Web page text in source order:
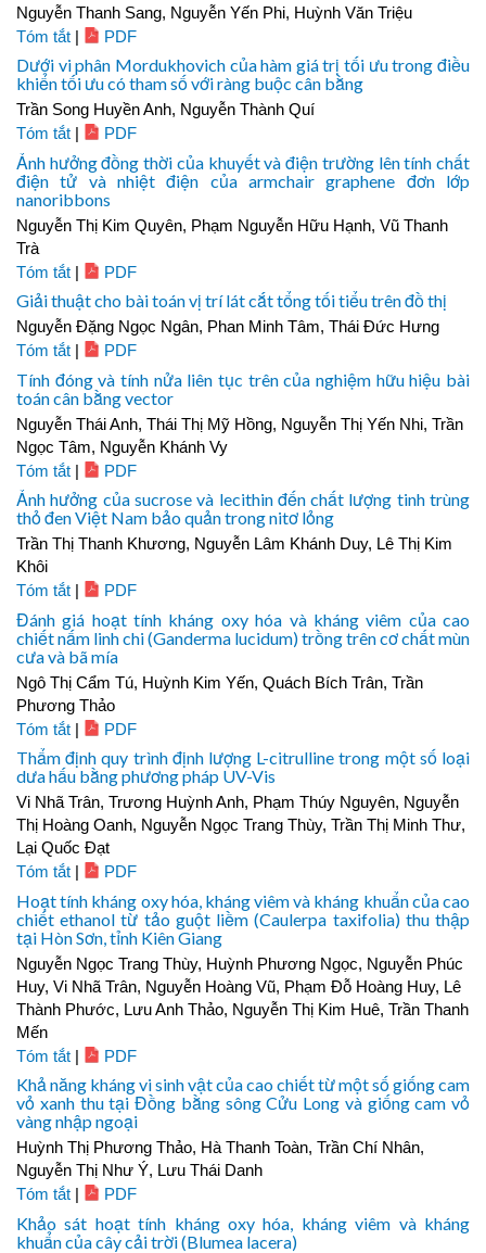
Nguyễn Thanh Sang, Nguyễn Yến Phi, Huỳnh Văn Triệu
Tóm tắt | PDF
Dưới vi phân Mordukhovich của hàm giá trị tối ưu trong điều
khiển tối ưu có tham số với ràng buộc cân bằng
Trần Song Huyền Anh, Nguyễn Thành Quí
Tóm tắt | PDF
Ảnh hưởng đồng thời của khuyết và điện trường lên tính chất
điện tử và nhiệt điện của armchair graphene đơn lớp
nanoribbons
Nguyễn Thị Kim Quyên, Phạm Nguyễn Hữu Hạnh, Vũ Thanh
Trà
Tóm tắt | PDF
Giải thuật cho bài toán vị trí lát cắt tổng tối tiểu trên đồ thị
Nguyễn Đặng Ngọc Ngân, Phan Minh Tâm, Thái Đức Hưng
Tóm tắt | PDF
Tính đóng và tính nửa liên tục trên của nghiệm hữu hiệu bài
toán cân bằng vector
Nguyễn Thái Anh, Thái Thị Mỹ Hồng, Nguyễn Thị Yến Nhi, Trần
Ngọc Tâm, Nguyễn Khánh Vy
Tóm tắt | PDF
Ảnh hưởng của sucrose và lecithin đến chất lượng tinh trùng
thỏ đen Việt Nam bảo quản trong nitơ lỏng
Trần Thị Thanh Khương, Nguyễn Lâm Khánh Duy, Lê Thị Kim
Khôi
Tóm tắt | PDF
Đánh giá hoạt tính kháng oxy hóa và kháng viêm của cao
chiết nấm linh chi (Ganderma lucidum) trồng trên cơ chất mùn
cưa và bã mía
Ngô Thị Cẩm Tú, Huỳnh Kim Yến, Quách Bích Trân, Trần
Phương Thảo
Tóm tắt | PDF
Thẩm định quy trình định lượng L-citrulline trong một số loại
dưa hấu bằng phương pháp UV-Vis
Vi Nhã Trân, Trương Huỳnh Anh, Phạm Thúy Nguyên, Nguyễn
Thị Hoàng Oanh, Nguyễn Ngọc Trang Thùy, Trần Thị Minh Thư,
Lại Quốc Đạt
Tóm tắt | PDF
Hoạt tính kháng oxy hóa, kháng viêm và kháng khuẩn của cao
chiết ethanol từ tảo guột liềm (Caulerpa taxifolia) thu thập
tại Hòn Sơn, tỉnh Kiên Giang
Nguyễn Ngọc Trang Thùy, Huỳnh Phương Ngọc, Nguyễn Phúc
Huy, Vi Nhã Trân, Nguyễn Hoàng Vũ, Phạm Đỗ Hoàng Huy, Lê
Thành Phước, Lưu Anh Thảo, Nguyễn Thị Kim Huê, Trần Thanh
Mến
Tóm tắt | PDF
Khả năng kháng vi sinh vật của cao chiết từ một số giống cam
vỏ xanh thu tại Đồng bằng sông Cửu Long và giống cam vỏ
vàng nhập ngoại
Huỳnh Thị Phương Thảo, Hà Thanh Toàn, Trần Chí Nhân,
Nguyễn Thị Như Ý, Lưu Thái Danh
Tóm tắt | PDF
Khảo sát hoạt tính kháng oxy hóa, kháng viêm và kháng
khuẩn của cây cải trời (Blumea lacera)